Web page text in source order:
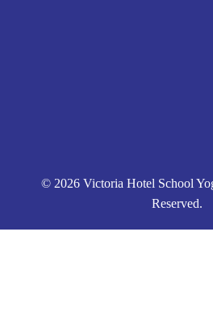
© 2026 Victoria Hotel School
Reserved.